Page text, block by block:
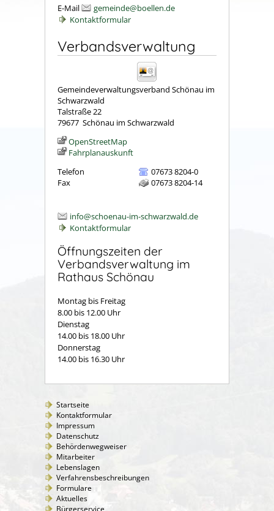
E-Mail
gemeinde@boellen.de
Kontaktformular
Verbandsverwaltung
Gemeindeverwaltungsverband Schönau im
Schwarzwald
Talstraße 22
79677 Schönau im Schwarzwald
OpenStreetMap
Fahrplanauskunft
Telefon
07673 8204-0
Fax
07673 8204-14
info@schoenau-im-schwarzwald.de
Kontaktformular
Öffnungszeiten der
Verbandsverwaltung im
Rathaus Schönau
Montag bis Freitag
8.00 bis 12.00 Uhr
Dienstag
14.00 bis 18.00 Uhr
Donnerstag
14.00 bis 16.30 Uhr
Startseite
Kontaktformular
Impressum
Datenschutz
Behördenwegweiser
Mitarbeiter
Lebenslagen
Verfahrensbeschreibungen
Formulare
Aktuelles
Bürgerservice